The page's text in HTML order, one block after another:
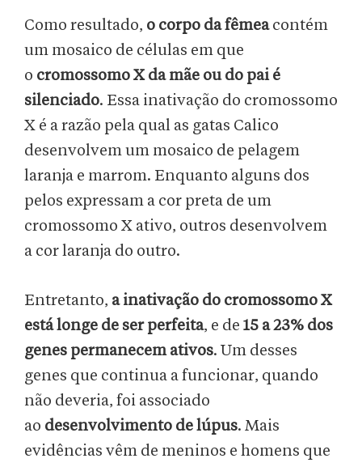
Como resultado, o corpo da fêmeacontém
um mosaico de células em que
o cromossomo X da mãe ou do pai é
silenciado. Essa inativação do cromossomo
X é a razão pela qual as gatas Calico
desenvolvem um mosaico de pelagem
laranja e marrom. Enquanto alguns dos
pelos expressam a cor preta de um
cromossomo X ativo, outros desenvolvem
a cor laranja do outro.
Entretanto, a inativação do cromossomo X
está longe de ser perfeita, e de 15 a 23% dos
genes permanecem ativos. Um desses
genes que continua a funcionar, quando
não deveria, foi associado
ao desenvolvimento de lúpus. Mais
evidências vêm de meninos e homens que